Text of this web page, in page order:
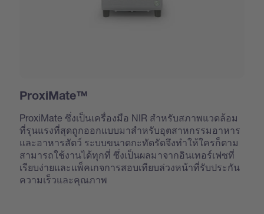
ProxiMate™
ProxiMate ซึ่งเป็นเครื่องมือ NIR สำหรับสภาพแวดล้อม
ที่รุนแรงที่สุดถูกออกแบบมาสำหรับอุตสาหกรรมอาหาร
และอาหารสัตว์ ระบบขนาดกะทัดรัดจึงทำให้ใครก็ตาม
สามารถใช้งานได้ทุกที่ ซึ่งเป็นผลมาจากอินเทอร์เฟซที่
เรียบง่ายและแพ็คเกจการสอบเทียบล่วงหน้าที่รับประกัน
ความเร็วและคุณภาพ